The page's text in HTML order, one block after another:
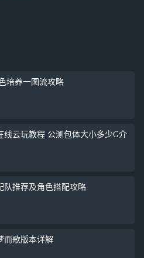
培养一图流攻略
线云玩教程 公测包体大小多少G介
队推荐及角色搭配攻略
而歌版本详解